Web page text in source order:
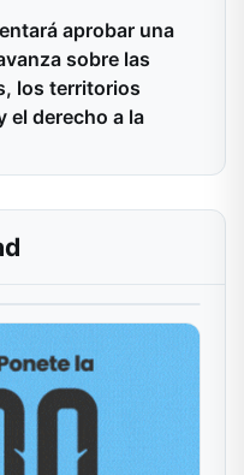
aprobar una
sobre las
los territorios
el derecho a la